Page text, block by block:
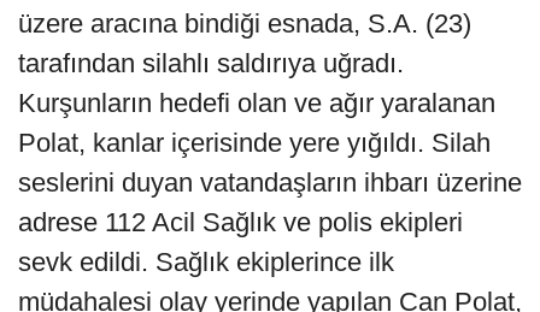
üzere aracına bindiği esnada, S.A. (23)
tarafından silahlı saldırıya uğradı.
Kurşunların hedefi olan ve ağır yaralanan
Polat, kanlar içerisinde yere yığıldı. Silah
seslerini duyan vatandaşların ihbarı üzerine
adrese 112 Acil Sağlık ve polis ekipleri
sevk edildi. Sağlık ekiplerince ilk
müdahalesi olay yerinde yapılan Can Polat,